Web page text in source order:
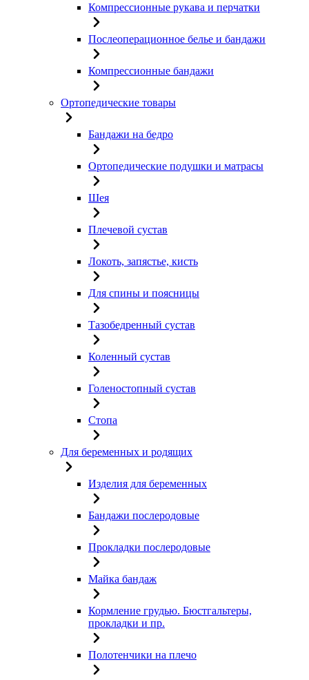
Компрессионные рукава и перчатки
Послеоперационное белье и бандажи
Компрессионные бандажи
Ортопедические товары
Бандажи на бедро
Ортопедические подушки и матрасы
Шея
Плечевой сустав
Локоть, запястье, кисть
Для спины и поясницы
Тазобедренный сустав
Коленный сустав
Голеностопный сустав
Стопа
Для беременных и родящих
Изделия для беременных
Бандажи послеродовые
Прокладки послеродовые
Майка бандаж
Кормление грудью. Бюстгальтеры,
прокладки и пр.
Полотенчики на плечо